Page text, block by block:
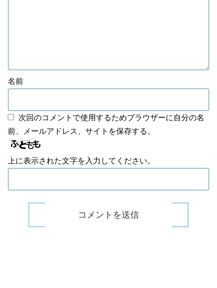
名前
次回のコメントで使用するためブラウザーに自分の名
前、メールアドレス、サイトを保存する。
上に表示された文字を入力してください。